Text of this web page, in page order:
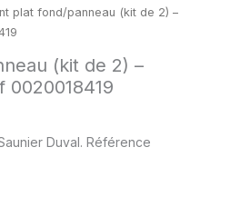
plat fond/panneau (kit de 2) –
(kit de 2) –
0020018419
Duval. Référence